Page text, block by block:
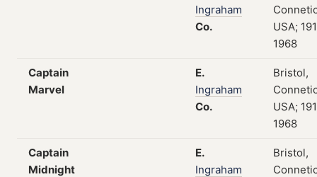
Ingraham
Co.
USA;
1968
Captain
Marvel
E.
Ingraham
Co.
Bristol,
USA;
1968
Captain
Midnight
E.
Ingraham
Bristol,